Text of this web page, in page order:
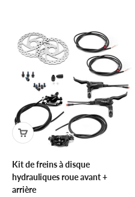
Kit de freins à disque
hydrauliques roue avant +
arrière